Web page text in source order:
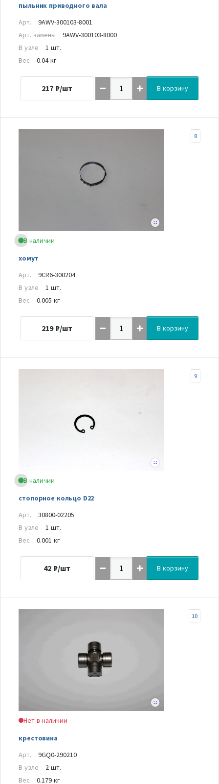
пыльник приводного вала
Арт.
9AWV-300103-8001
Арт. замены
9AWV-300103-8000
В узле
1 шт.
Вес
0.04 кг
217 ₽/шт В корзину
В наличии
хомут
8
Арт.
9CR6-300204
В узле
1 шт.
Вес
0.005 кг
219 ₽/шт В корзину
В наличии
стопорное кольцо D22
9
Арт.
30800-02205
В узле
1 шт.
Вес
0.001 кг
42 ₽/шт В корзину
Нет в наличии
крестовина
10
Арт.
9GQ0-290210
В узле
2 шт.
Вес
0.179 кг